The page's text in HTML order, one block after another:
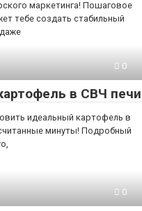
маркетинга! Пошаговое
тебе создать стабильный
0
в СВЧ печи
идеальный картофель в
минуты! Подробный
0